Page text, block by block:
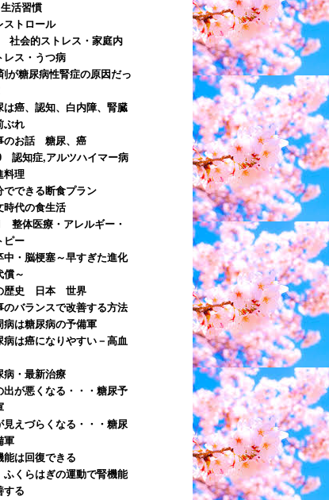
活習慣
ストロール
会的ストレス・家庭内
レス・うつ病
が糖尿病性腎症の原因だっ
は癌、認知、白内障、腎臓
ぶれ
のお話 糖尿、癌
認知症,アルツハイマー病
料理
でできる断食プラン
時代の食生活
整体医療・アレルギー・
ピー
中・脳梗塞～早すぎた進化
償～
歴史 日本 世界
のバランスで改善する方法
病は糖尿病の予備軍
病は癌になりやすい－高血
病・最新治療
出が悪くなる・・・糖尿予
見えづらくなる・・・糖尿
軍
能は回復できる
ふくらはぎの運動で腎機能
する